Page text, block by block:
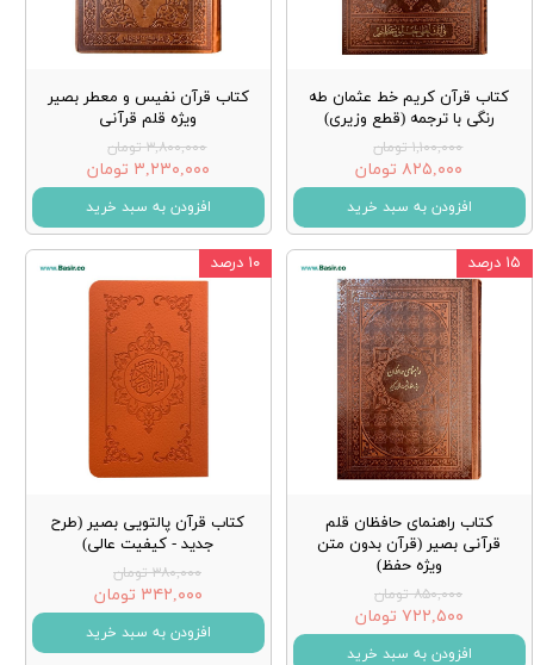
کتاب قرآن کریم خط عثمان طه
رنگی با ترجمه (قطع وزیری)
۱,۱۰۰,۰۰۰ تومان
۸۲۵,۰۰۰ تومان
افزودن به سبد خرید
کتاب قرآن نفیس و معطر بصیر
ویژه قلم قرآنی
۳,۸۰۰,۰۰۰ تومان
۳,۲۳۰,۰۰۰ تومان
افزودن به سبد خرید
کتاب راهنمای حافظان قلم
قرآنی بصیر (قرآن بدون متن
ویژه حفظ)
۸۵۰,۰۰۰ تومان
۷۲۲,۵۰۰ تومان
افزودن به سبد خرید
۱۵ درصد
کتاب قرآن پالتویی بصیر (طرح
جدید - کیفیت عالی)
۳۸۰,۰۰۰ تومان
۳۴۲,۰۰۰ تومان
افزودن به سبد خرید
۱۰ درصد